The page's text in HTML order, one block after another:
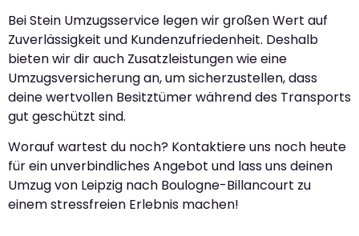
Bei Stein Umzugsservice legen wir großen Wert auf
Zuverlässigkeit und Kundenzufriedenheit. Deshalb
bieten wir dir auch Zusatzleistungen wie eine
Umzugsversicherung an, um sicherzustellen, dass
deine wertvollen Besitztümer während des Transports
gut geschützt sind.
Worauf wartest du noch? Kontaktiere uns noch heute
für ein unverbindliches Angebot und lass uns deinen
Umzug von Leipzig nach Boulogne-Billancourt zu
einem stressfreien Erlebnis machen!